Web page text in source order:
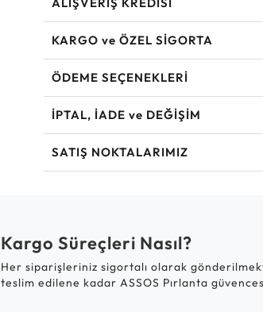
KARGO ve ÖZEL SİGORTA
ÖDEME SEÇENEKLERİ
İPTAL, İADE ve DEĞİŞİM
SATIŞ NOKTALARIMIZ
Kargo Süreçleri Nasıl?
Her siparişleriniz sigortalı olarak
teslim edilene kadar ASSOS Pırlanta